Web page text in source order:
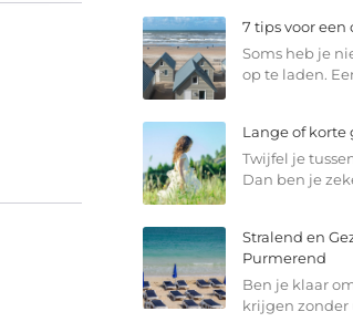
7 tips voor
Soms heb je
op te laden.
Lange of korte
Twijfel je
Dan ben je
Stralend en
Purmerend
Ben je klaar
krijgen zonder